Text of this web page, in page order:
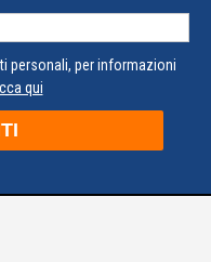
personali, per informazioni
qui